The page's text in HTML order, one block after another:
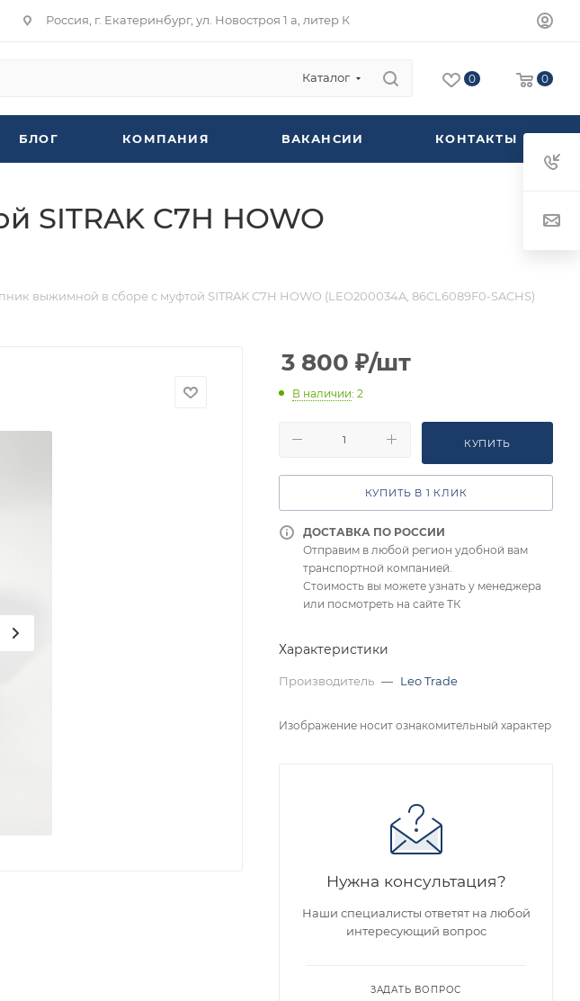
Россия, г. Екатеринбург, ул. Новостроя 1 а, литер К
Каталог 0 0
БЛОГ КОМПАНИЯ ВАКАНСИИ КОНТАКТЫ
C7H HOWO
выжимной в сборе с муфтой SITRAK C7H HOWO (LEO200034A, 86CL6089F0-SACHS)
3 800 ₽/шт
В наличии: 2
КУПИТЬ
КУПИТЬ В 1 КЛИК
ДОСТАВКА ПО РОССИИ
Отправим в любой регион удобной вам
транспортной компанией.
Стоимость вы можете узнать у менеджера
или посмотреть на сайте ТК
Характеристики
Производитель — Leo Trade
Изображение носит ознакомительный характер
Нужна консультация?
Наши специалисты ответят на любой
интересующий вопрос
ЗАДАТЬ ВОПРОС